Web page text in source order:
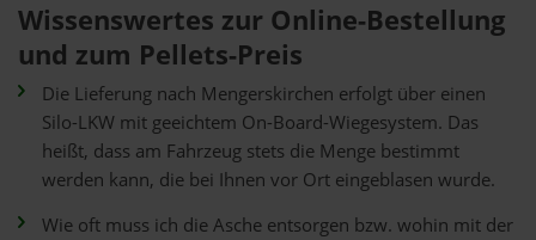
Wissenswertes zur Online-Bestellung
und zum Pellets-Preis
Die Lieferung nach Mengerskirchen erfolgt über einen
Silo-LKW mit geeichtem On-Board-Wiegesystem. Das
heißt, dass am Fahrzeug stets die Menge bestimmt
werden kann, die bei Ihnen vor Ort eingeblasen wurde.
Wie oft muss ich die Asche entsorgen bzw. wohin mit der